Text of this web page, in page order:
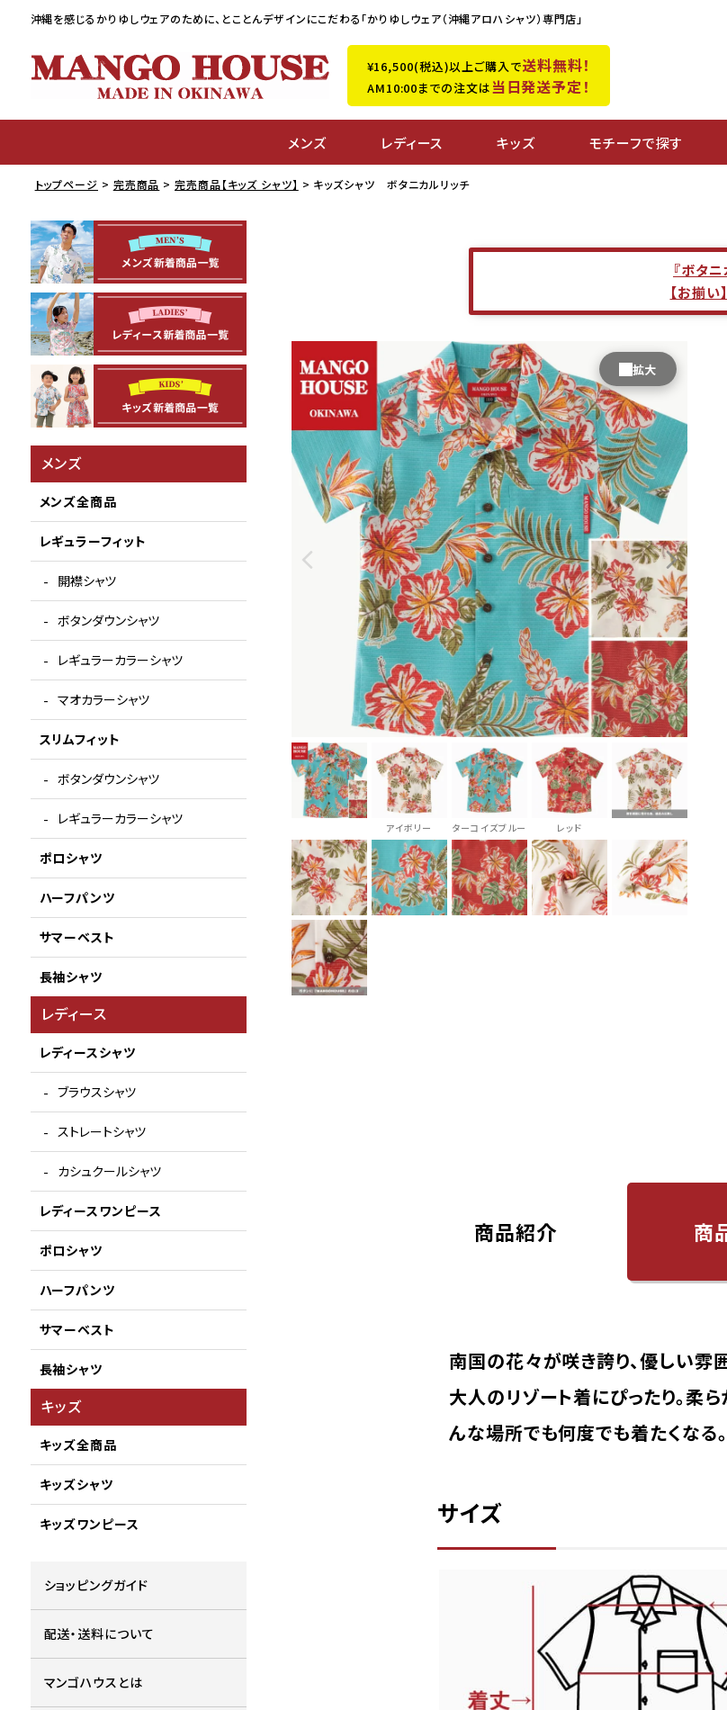
沖縄を感じるかりゆしウェアのために、 とことんデザインにこだわる「かりゆしウェア（沖縄アロハシャツ）専門店」
¥16,500(税込)以上ご購入で送料無料！
AM10:00までの注文は当日発送予定！
メンズ レディース キッズ モチーフで探す
トップページ 完売商品 完売商品【キッズ シャツ】 キッズシャツ ボタニカルリッチ
メンズ
メンズ全商品
レギュラーフィット
開襟シャツ
ボタンダウンシャツ
レギュラーカラーシャツ
マオカラーシャツ
スリムフィット
ボタンダウンシャツ
レギュラーカラーシャツ
ポロシャツ
ハーフパンツ
サマーベスト
長袖シャツ
レディース
レディースシャツ
ブラウスシャツ
ストレートシャツ
カシュクールシャツ
レディースワンピース
ポロシャツ
ハーフパンツ
サマーベスト
長袖シャツ
キッズ
キッズ全商品
キッズシャツ
キッズワンピース
ショッピングガイド
配送・送料について
マンゴハウスとは
『ボタニ
【お揃
アイボリー ターコイズブルー レッド
アイボリー
在庫切れ
¥ 11,440
在庫切れ
店舗取り寄せ申請
¥11,990
11,990
在庫切れ
店舗取り寄せ申請
140cm
¥11,990 店舗取り寄せ申請
商品紹介 商
南国の花々が咲き誇り、優しい雰
大人のリゾート着にぴったり。柔
んな場所でも何度でも着たくなる。
サイズ